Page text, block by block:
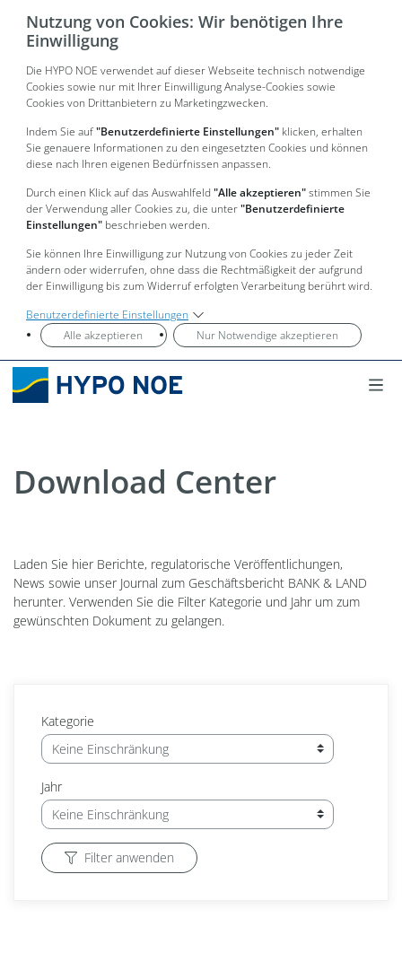
Nutzung von Cookies: Wir benötigen Ihre
Einwilligung
Die HYPO NOE verwendet auf dieser Webseite technisch notwendige
Cookies sowie nur mit Ihrer Einwilligung Analyse-Cookies sowie
Cookies von Drittanbietern zu Marketingzwecken.
Indem Sie auf"Benutzerdefinierte Einstellungen" klicken, erhalten
Sie genauere Informationen zu den eingesetzten Cookies und können
diese nach Ihren eigenen Bedürfnissen anpassen.
Durch einen Klick auf das Auswahlfeld "Alle akzeptieren"stimmen Sie
der Verwendung aller Cookies zu, die unter"Benutzerdefinierte
Einstellungen" beschrieben werden.
Sie können Ihre Einwilligung zur Nutzung von Cookies zu jeder Zeit
ändern oder widerrufen, ohne dass die Rechtmäßigkeit der aufgrund
der Einwilligung bis zum Widerruf erfolgten Verarbeitung berührt wird.
Benutzerdefinierte Einstellungen
Alle akzeptieren
Nur Notwendige akzeptieren
Download Center
Laden Sie hier Berichte, regulatorische Veröffentlichungen,
News sowie unser Journal zum Geschäftsbericht BANK & LAND
herunter. Verwenden Sie die Filter Kategorie und Jahr um zum
gewünschten Dokument zu gelangen.
Kategorie
Jahr
Filter anwenden